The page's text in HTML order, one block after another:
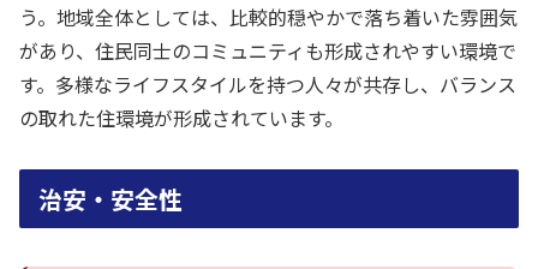
う。地域全体としては、比較的穏やかで落ち着いた雰囲気
があり、住民同士のコミュニティも形成されやすい環境で
す。多様なライフスタイルを持つ人々が共存し、バランス
の取れた住環境が形成されています。
治安・安全性